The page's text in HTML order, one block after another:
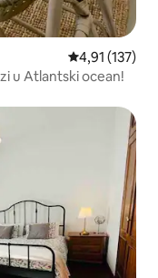
Prosječna
4,91 (137)
u Atlantski ocean!